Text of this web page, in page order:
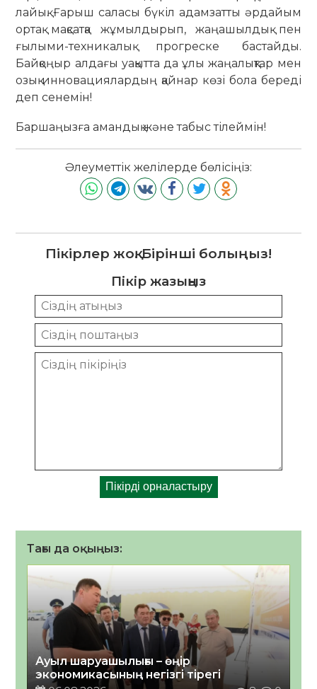
лайық. Ғарыш саласы бүкіл адамзатты әрдайым
ортақ мақсатқа жұмылдырып, жаңашылдық пен
ғылыми-техникалық прогреске бастайды.
Байқоңыр алдағы уақытта да ұлы жаңалықтар мен
озық инновациялардың қайнар көзі бола береді
деп сенемін!
Баршаңызға амандық және табыс тілеймін!
Әлеуметтік желілерде бөлісіңіз:
Пікірлер жоқ. Бірінші болыңыз!
Пікір жазыңыз
Тағы да оқыңыз:
Ауыл шаруашылығы – өңір
экономикасының негізгі тірегі